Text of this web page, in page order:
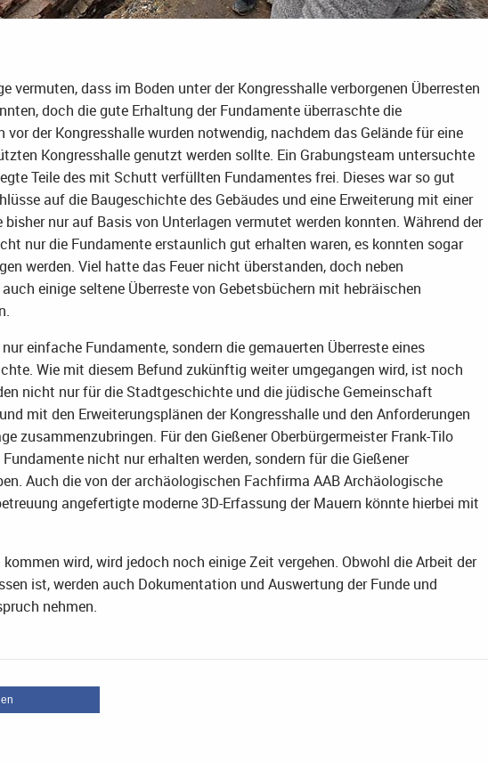
vermuten, dass im Boden unter der Kongresshalle verborgenen Überresten
doch die gute Erhaltung der Fundamente überraschte die
vor der Kongresshalle wurden notwendig, nachdem das Gelände für eine
Kongresshalle genutzt werden sollte. Ein Grabungsteam untersuchte
Teile des mit Schutt verfüllten Fundamentes frei. Dieses war so gut
auf die Baugeschichte des Gebäudes und eine Erweiterung mit einer
nur auf Basis von Unterlagen vermutet werden konnten. Während der
nur die Fundamente erstaunlich gut erhalten waren, es konnten sogar
werden. Viel hatte das Feuer nicht überstanden, doch neben
einige seltene Überreste von Gebetsbüchern mit hebräischen
einfache Fundamente, sondern die gemauerten Überreste eines
Wie mit diesem Befund zukünftig weiter umgegangen wird, ist noch
nicht nur für die Stadtgeschichte und die jüdische Gemeinschaft
mit den Erweiterungsplänen der Kongresshalle und den Anforderungen
zusammenzubringen. Für den Gießener Oberbürgermeister Frank-Tilo
nicht nur erhalten werden, sondern für die Gießener
Auch die von der archäologischen Fachfirma AAB Archäologische
angefertigte moderne 3D-Erfassung der Mauern könnte hierbei mit
wird, wird jedoch noch einige Zeit vergehen. Obwohl die Arbeit der
ist, werden auch Dokumentation und Auswertung der Funde und
nehmen.